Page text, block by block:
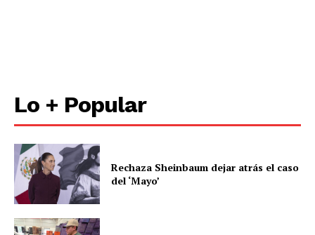
Lo + Popular
Rechaza Sheinbaum dejar atrás el caso
del ‘Mayo’